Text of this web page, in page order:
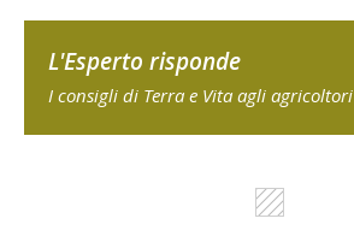
L'Esperto risponde
I consigli di Terra e Vita agli agricoltori